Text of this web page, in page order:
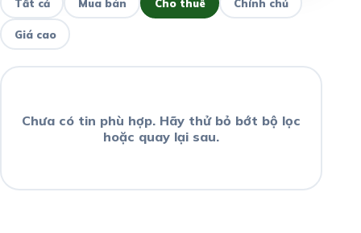
Tất cả Mua bán Cho thuê Chính chủ
Giá cao
Chưa có tin phù hợp. Hãy thử bỏ bớt bộ lọc
hoặc quay lại sau.